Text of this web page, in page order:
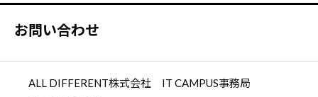
お問い合わせ
ALL DIFFERENT株式会社 IT CAMPUS事務局